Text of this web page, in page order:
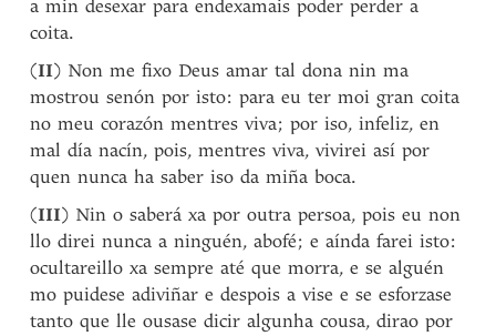
a min desexar para endexamais poder perder a
coita.
(II) Non me fixo Deus amar tal dona nin ma
mostrou senón por isto: para eu ter moi gran coita
no meu corazón mentres viva; por iso, infeliz, en
mal día nacín, pois, mentres viva, vivirei así por
quen nunca ha saber iso da miña boca.
(III) Nin o saberá xa por outra persoa, pois eu non
llo direi nunca a ninguén, abofé; e aínda farei isto:
ocultareillo xa sempre até que morra, e se alguén
mo puidese adiviñar e despois a vise e se esforzase
tanto que lle ousase dicir algunha cousa, dirao por